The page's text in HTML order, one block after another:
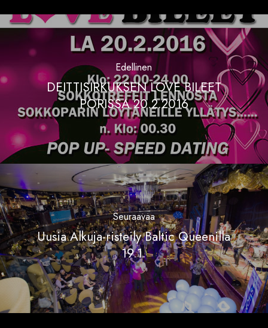
Edellinen
DEITTISIRKUKSEN LOVE BILEET
PORISSA 20.2.2016
Seuraavaa
Uusia Alkuja-risteily Baltic Queenilla
19.1.